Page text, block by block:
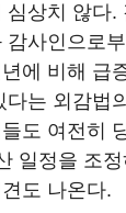
심상치 않다.
감사인으로
에 비해 급
다는 외감법
도 여전히
일정을 조
도 나온다.